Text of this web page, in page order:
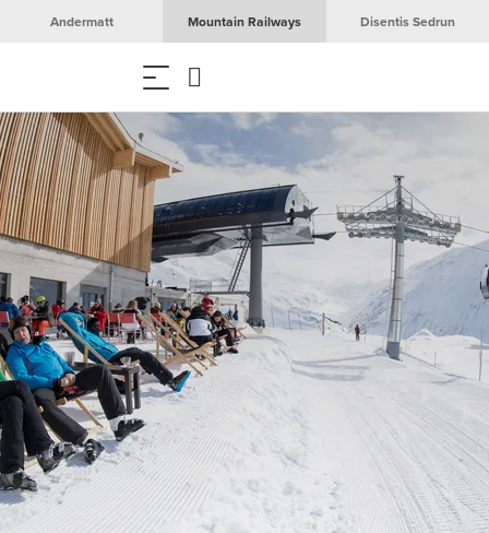
Andermatt Mountain Railways Disentis Sedrun